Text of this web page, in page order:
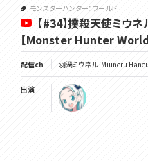
配信画面✿https://twitter.com/
°˖✧ いつもの姿 ✧˖°
Illust&Live2D✿https://
°˖✧ 異世界の姿 ✧˖°
Illust✿https://twitter.com/
Live2D✿https://twitter.com/
モンスターハンター：ワールド
【#34】撲殺天使ミウ
【Monster Hunter World
配信ch 羽渦ミウネル -Miuneru
出演